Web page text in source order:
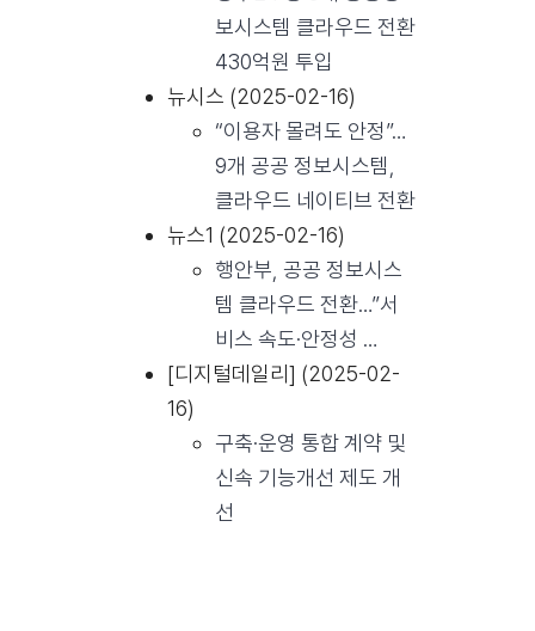
보시스템 클라우드 전환
430억원 투입
뉴시스 (2025-02-16)
“이용자 몰려도 안정”…
9개 공공 정보시스템,
클라우드 네이티브 전환
뉴스1 (2025-02-16)
행안부, 공공 정보시스
템 클라우드 전환…”서
비스 속도·안정성 …
[디지털데일리] (2025-02-
16)
구축·운영 통합 계약 및
신속 기능개선 제도 개
선